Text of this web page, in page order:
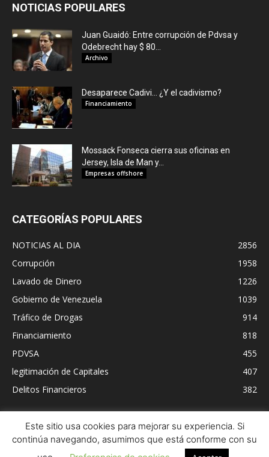
NOTICIAS POPULARES
Juan Guaidó: Entre corrupción de Pdvsa y
Odebrecht hay $ 80...
Archivo
Desaparece Cadivi… ¿Y el cadivismo?
Financiamiento
Mossack Fonseca cierra sus oficinas en
Jersey, Isla de Man y...
Empresas offshore
CATEGORÍAS POPULARES
NOTICIAS AL DIA
2856
Corrupción
1958
Lavado de Dinero
1226
Gobierno de Venezuela
1039
Tráfico de Drogas
914
Financiamiento
818
PDVSA
455
legitimación de Capitales
407
Delitos Financieros
382
Contacto Política de cookies Aviso Legal
Este sitio usa cookies para mejorar su experiencia. Si
continúa navegando, asumimos que está conforme con su